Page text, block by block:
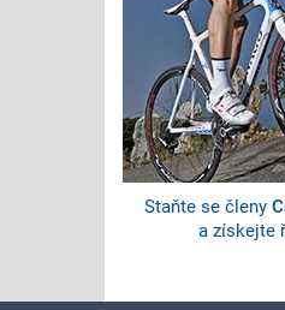
Staňte se členy
a získejte